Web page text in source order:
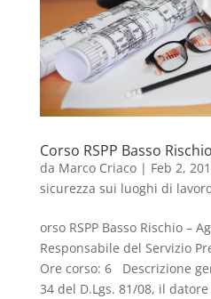
Corso RSPP Basso
da Marco Criaco| Feb 2,
sicurezza sui luoghi di
orso RSPP Basso Rischio –
Responsabile del Servizio
Ore corso: 6 Descrizione
34 del D.Lgs. 81/08, il